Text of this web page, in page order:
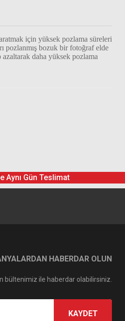
için yüksek pozlama süreleri
pozlanmış bozuk bir fotoğraf elde
azaltarak daha yüksek pozlama
Aynı Gün Teslimat
HABERDAR OLUN
bültenimiz ile haberdar olabilirsiniz.
KAYDET